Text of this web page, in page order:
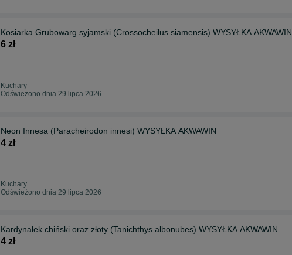
Kosiarka Grubowarg syjamski (Crossocheilus siamensis) WYSYŁKA AKWAWIN
6 zł
Kuchary
Odświeżono dnia 29 lipca 2026
Neon Innesa (Paracheirodon innesi) WYSYŁKA AKWAWIN
4 zł
Kuchary
Odświeżono dnia 29 lipca 2026
Kardynałek chiński oraz złoty (Tanichthys albonubes) WYSYŁKA AKWAWIN
4 zł